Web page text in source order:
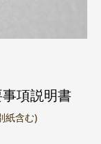
項説明書
紙含む)